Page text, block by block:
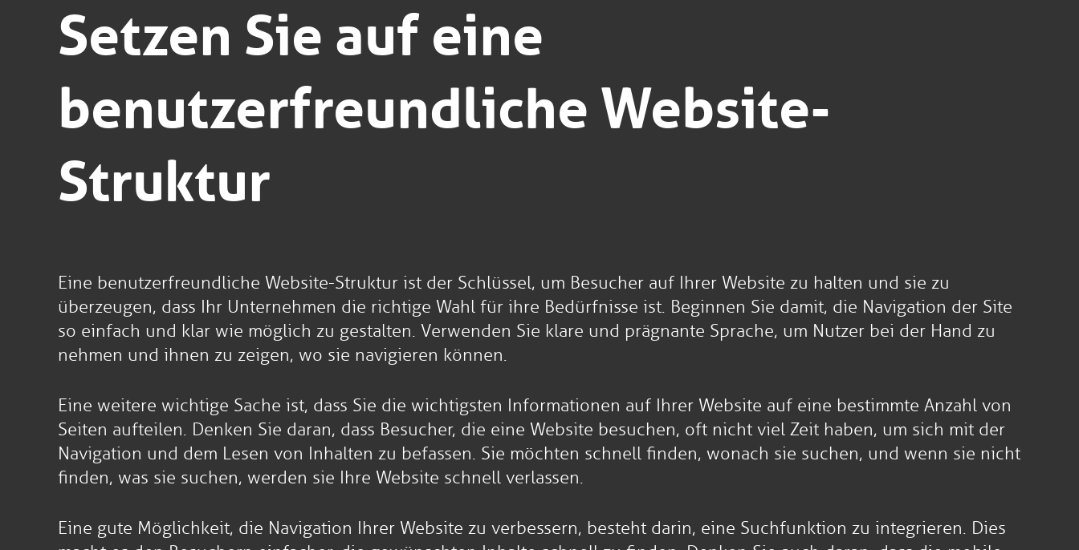
Setzen Sie auf eine
benutzerfreundliche Website-
Struktur
Eine benutzerfreundliche Website-Struktur ist der Schlüssel, um Besucher auf Ihrer Website zu halten und sie zu
überzeugen, dass Ihr Unternehmen die richtige Wahl für ihre Bedürfnisse ist. Beginnen Sie damit, die Navigation der Site
so einfach und klar wie möglich zu gestalten. Verwenden Sie klare und prägnante Sprache, um Nutzer bei der Hand zu
nehmen und ihnen zu zeigen, wo sie navigieren können.
Eine weitere wichtige Sache ist, dass Sie die wichtigsten Informationen auf Ihrer Website auf eine bestimmte Anzahl von
Seiten aufteilen. Denken Sie daran, dass Besucher, die eine Website besuchen, oft nicht viel Zeit haben, um sich mit der
Navigation und dem Lesen von Inhalten zu befassen. Sie möchten schnell finden, wonach sie suchen, und wenn sie nicht
finden, was sie suchen, werden sie Ihre Website schnell verlassen.
Eine gute Möglichkeit, die Navigation Ihrer Website zu verbessern, besteht darin, eine Suchfunktion zu integrieren. Dies